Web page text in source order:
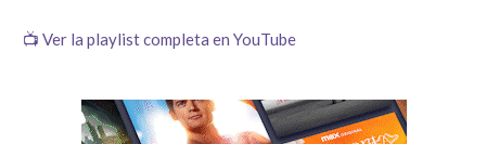
📺 Ver la playlist completa en YouTube